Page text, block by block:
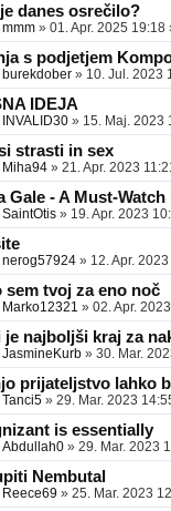
danes osrečilo?
mmm » 01. Apr. 2025 19:18
s podjetjem
burekdober » 10. Jul. 2023
IDEJA
INVALID30 » 15. Maj. 2023
strasti in sex
Miha94 » 21. Apr. 2023
Gale - A Must-
SaintOtis » 19. Apr. 2023
nerog57924 » 12. Apr.
sem tvoj za eno noč
Marko12321 » 02. Apr.
je najboljši kraj za
JasmineKurb » 30. Mar.
prijateljstvo lahko
Tanci5 » 29. Mar. 2023
is essentially
Abdullah0 » 29. Mar. 2023
Nembutal
Reece69 » 25. Mar. 2023